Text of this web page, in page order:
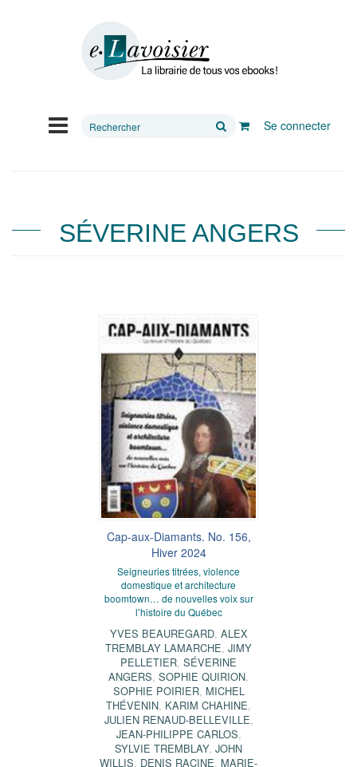
Rechercher
Se connecter
SÉVERINE ANGERS
Cap-aux-Diamants. No. 156,
Hiver 2024
Seigneuries titrées, violence
domestique et architecture
boomtown… de nouvelles voix sur
l’histoire du Québec
YVES BEAUREGARD, ALEX
TREMBLAY LAMARCHE, JIMY
PELLETIER, SÉVERINE
ANGERS, SOPHIE QUIRION,
SOPHIE POIRIER, MICHEL
THÉVENIN, KARIM CHAHINE,
JULIEN RENAUD-BELLEVILLE,
JEAN-PHILIPPE CARLOS,
SYLVIE TREMBLAY, JOHN
WILLIS, DENIS RACINE, MARIE-